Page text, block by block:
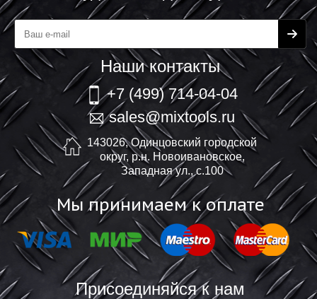
Наши контакты
+7 (499) 714-04-04
sales@mixtools.ru
143026, Одинцовский городской
округ, р.н. Новоивановское,
Западная ул., с.100
Мы принимаем к оплате
Присоединяйся к нам